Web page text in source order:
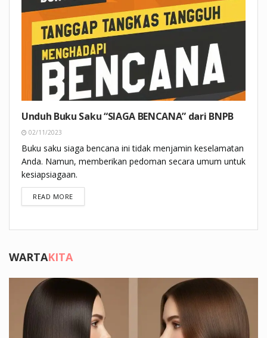
Unduh Buku Saku “SIAGA BENCANA” dari BNPB
02/11/2023
Buku saku siaga bencana ini tidak menjamin keselamatan
Anda. Namun, memberikan pedoman secara umum untuk
kesiapsiagaan.
READ MOREDETAILS
WARTAKITA